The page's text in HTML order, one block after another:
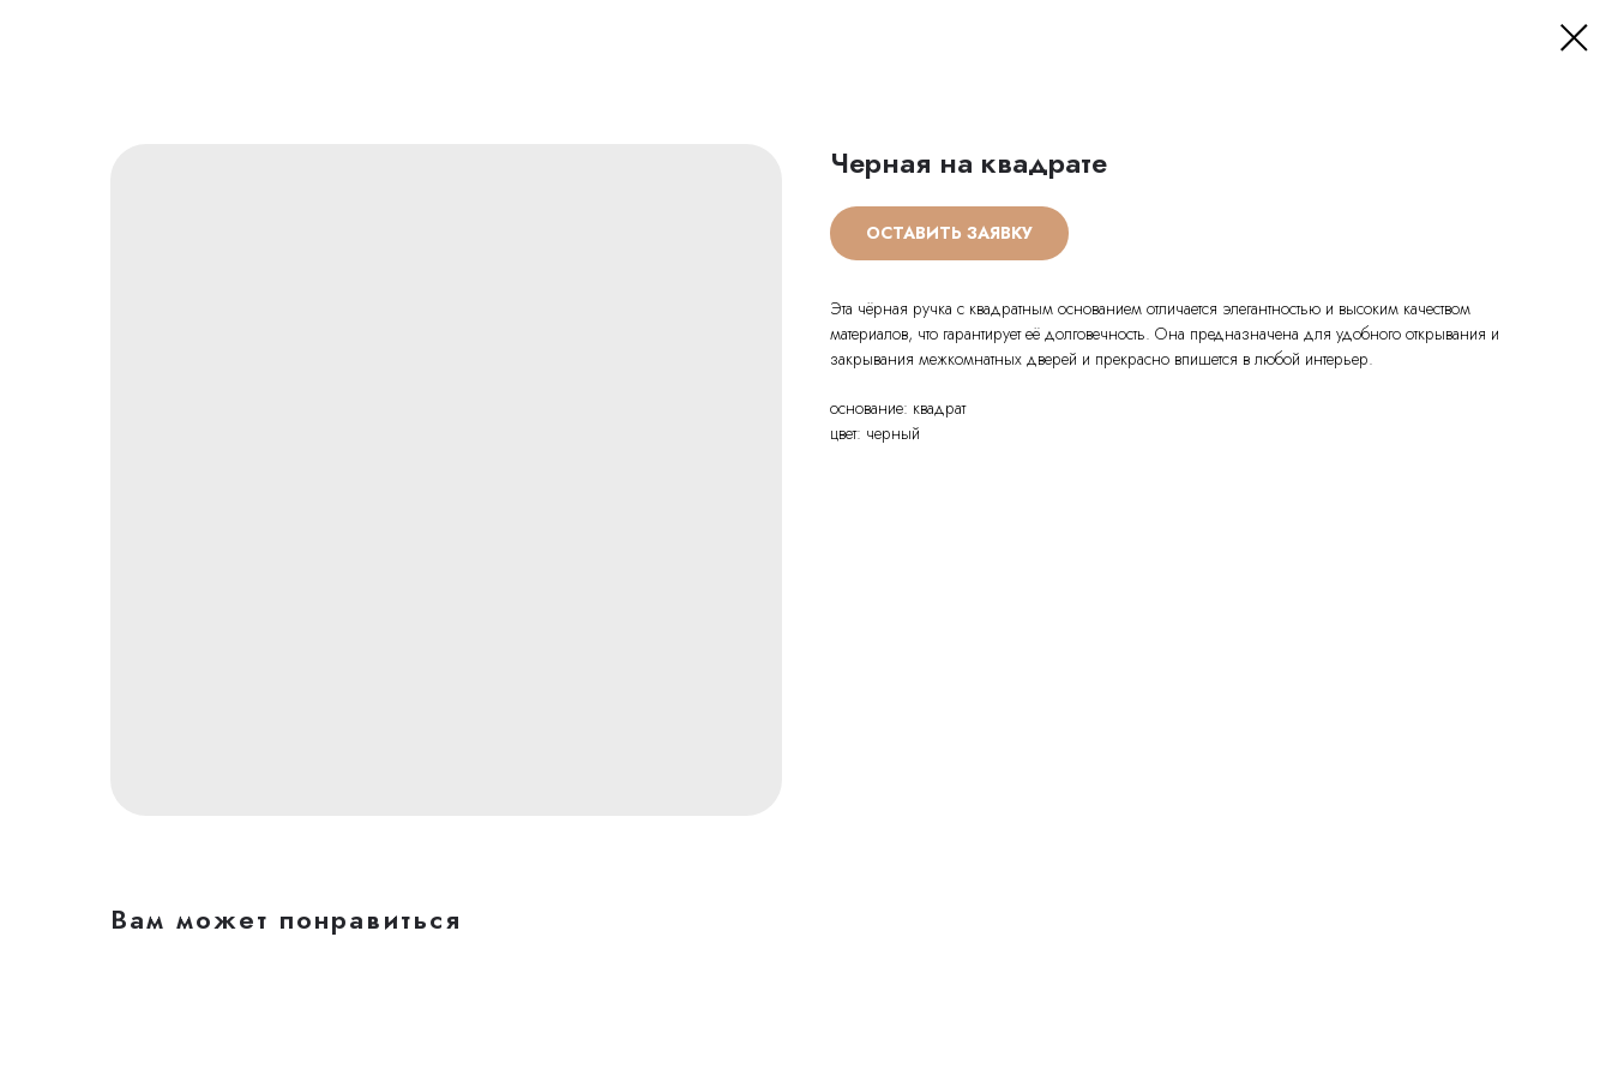
Черная на квадрате
ОСТАВИТЬ ЗАЯВКУ
Эта чёрная ручка с квадратным основанием отличается элегантностью и высоким качеством
материалов, что гарантирует её долговечность. Она предназначена для удобного открывания и
закрывания межкомнатных дверей и прекрасно впишется в любой интерьер.
основание: квадрат
цвет: черный
Вам может понравиться